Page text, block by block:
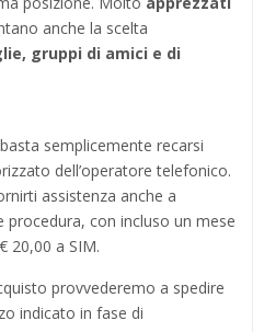
anche la scelta
gruppi di amici e di
semplicemente recarsi
dell’operatore telefonico.
assistenza anche a
procedura, con incluso un mese
20,00 a SIM.
provvederemo a spedire
indicato in fase di